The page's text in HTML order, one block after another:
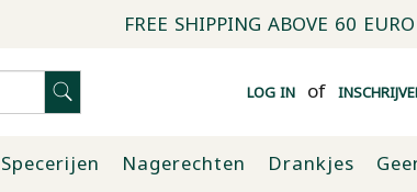
FREE SHIPPING ABOVE 60
LOG IN of
Nagerechten Drankjes